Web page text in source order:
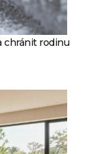
chránit rodinu